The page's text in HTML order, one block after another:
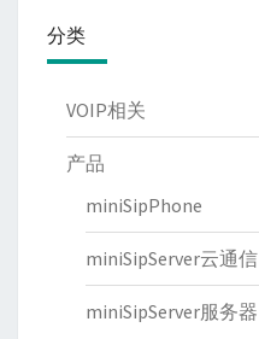
分类
VOIP相关
产品
miniSipPhone
miniSipServer云通信
miniSipServer服务器